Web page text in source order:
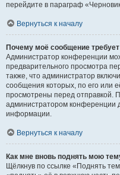
перейдите в параграф
Вернуться к началу
Почему моё сообщение
Администратор конференции
предварительного просмотра
также, что администратор
сообщения которых, по его или
просмотрены перед отправкой.
администратором конференции
информации.
Вернуться к началу
Как мне вновь поднять мою
Щёлкнув по ссылке «Поднять